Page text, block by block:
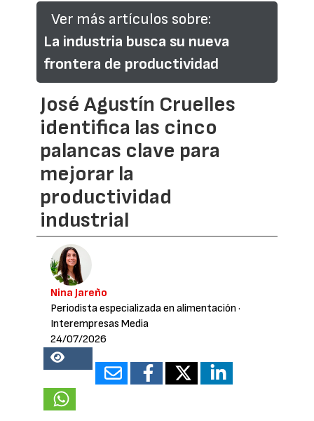
Ver más artículos sobre:
La industria busca su nueva
frontera de productividad
José Agustín Cruelles
identifica las cinco
palancas clave para
mejorar la
productividad
industrial
Nina Jareño
Periodista especializada en alimentación ·
Interempresas Media
24/07/2026
18529